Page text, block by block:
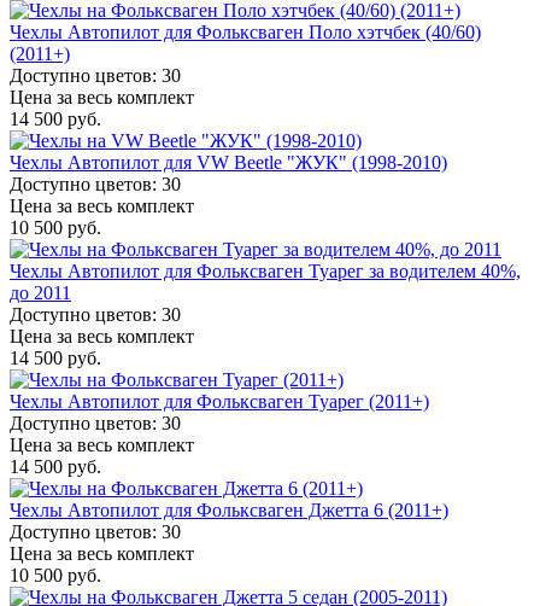
Чехлы Автопилот для Фольксваген Поло хэтчбек (40/60)
(2011+)
Доступно цветов: 30
Цена за весь комплект
14 500 руб.
Чехлы Автопилот для VW Beetle "ЖУК" (1998-2010)
Доступно цветов: 30
Цена за весь комплект
10 500 руб.
Чехлы Автопилот для Фольксваген Туарег за водителем 40%,
до 2011
Доступно цветов: 30
Цена за весь комплект
14 500 руб.
Чехлы Автопилот для Фольксваген Туарег (2011+)
Доступно цветов: 30
Цена за весь комплект
14 500 руб.
Чехлы Автопилот для Фольксваген Джетта 6 (2011+)
Доступно цветов: 30
Цена за весь комплект
10 500 руб.